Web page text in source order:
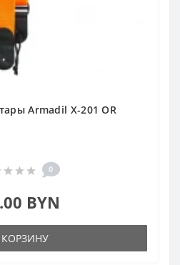
Armadil X-201 OR
0
BYN
КОРЗИНУ